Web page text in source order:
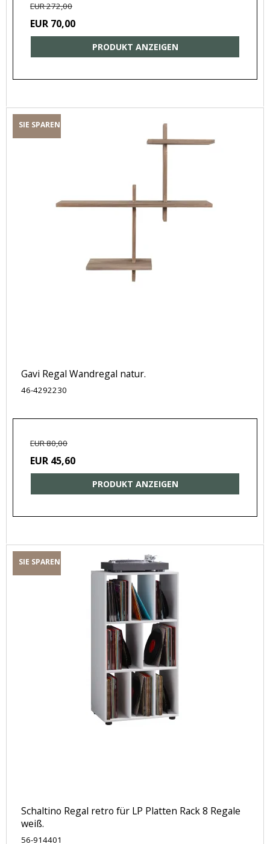
EUR 272,00
EUR 70,00
PRODUKT ANZEIGEN
SIE SPAREN
Gavi Regal Wandregal natur.
46-4292230
EUR 80,00
EUR 45,60
PRODUKT ANZEIGEN
SIE SPAREN
Schaltino Regal retro für LP Platten Rack 8 Regale
weiß.
56-914401